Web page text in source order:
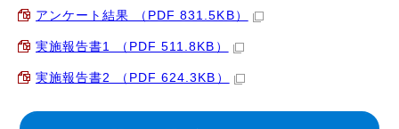
アンケート結果 （PDF 831.5KB）
実施報告書1 （PDF 511.8KB）
実施報告書2 （PDF 624.3KB）